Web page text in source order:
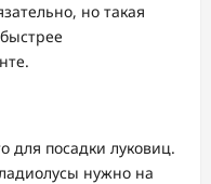
но такая
для посадки луковиц.
нужно на